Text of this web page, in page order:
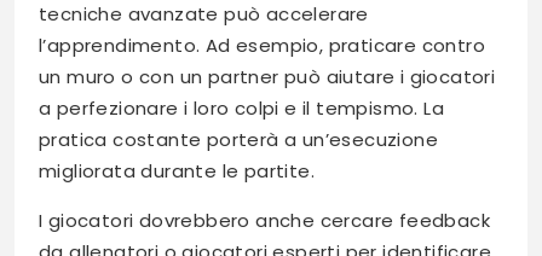
tecniche avanzate può accelerare
l’apprendimento. Ad esempio, praticare contro
un muro o con un partner può aiutare i giocatori
a perfezionare i loro colpi e il tempismo. La
pratica costante porterà a un’esecuzione
migliorata durante le partite.
I giocatori dovrebbero anche cercare feedback